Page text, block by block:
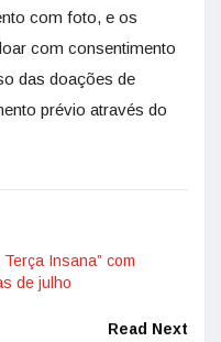
com foto, e os
com consentimento
das doações de
prévio através do
Insana” com
de julho
Read Next